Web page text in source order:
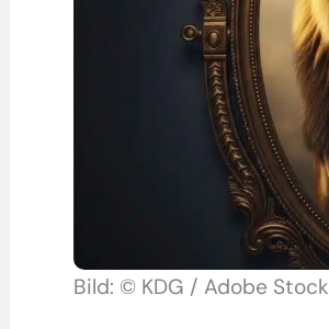
Bild: © KDG / Adobe Stock